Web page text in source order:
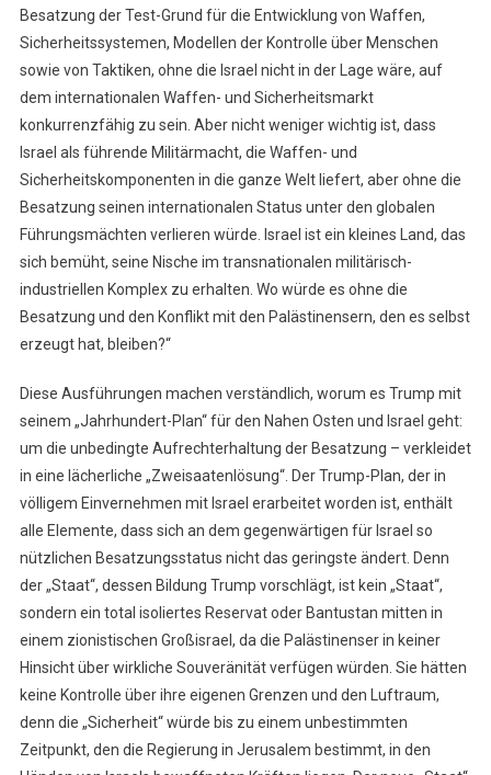
Besatzung der Test-Grund für die Entwicklung von Waffen,
Sicherheitssystemen, Modellen der Kontrolle über Menschen
sowie von Taktiken, ohne die Israel nicht in der Lage wäre, auf
dem internationalen Waffen- und Sicherheitsmarkt
konkurrenzfähig zu sein. Aber nicht weniger wichtig ist, dass
Israel als führende Militärmacht, die Waffen- und
Sicherheitskomponenten in die ganze Welt liefert, aber ohne die
Besatzung seinen internationalen Status unter den globalen
Führungsmächten verlieren würde. Israel ist ein kleines Land, das
sich bemüht, seine Nische im transnationalen militärisch-
industriellen Komplex zu erhalten. Wo würde es ohne die
Besatzung und den Konflikt mit den Palästinensern, den es selbst
erzeugt hat, bleiben?“
Diese Ausführungen machen verständlich, worum es Trump mit
seinem „Jahrhundert-Plan“ für den Nahen Osten und Israel geht:
um die unbedingte Aufrechterhaltung der Besatzung – verkleidet
in eine lächerliche „Zweisaatenlösung“. Der Trump-Plan, der in
völligem Einvernehmen mit Israel erarbeitet worden ist, enthält
alle Elemente, dass sich an dem gegenwärtigen für Israel so
nützlichen Besatzungsstatus nicht das geringste ändert. Denn
der „Staat“, dessen Bildung Trump vorschlägt, ist kein „Staat“,
sondern ein total isoliertes Reservat oder Bantustan mitten in
einem zionistischen Großisrael, da die Palästinenser in keiner
Hinsicht über wirkliche Souveränität verfügen würden. Sie hätten
keine Kontrolle über ihre eigenen Grenzen und den Luftraum,
denn die „Sicherheit“ würde bis zu einem unbestimmten
Zeitpunkt, den die Regierung in Jerusalem bestimmt, in den